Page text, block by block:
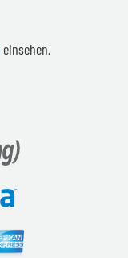
einsehen.